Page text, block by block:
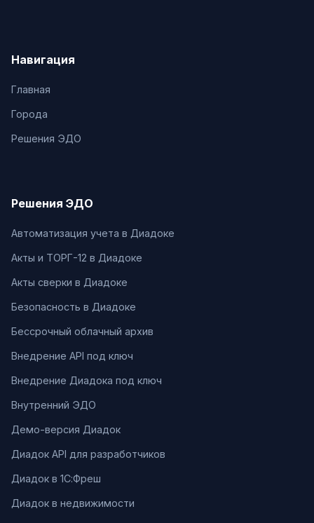
Навигация
Главная
Города
Решения ЭДО
Решения ЭДО
Автоматизация учета в Диадоке
Акты и ТОРГ-12 в Диадоке
Акты сверки в Диадоке
Безопасность в Диадоке
Бессрочный облачный архив
Внедрение API под ключ
Внедрение Диадока под ключ
Внутренний ЭДО
Демо-версия Диадок
Диадок API для разработчиков
Диадок в 1С:Фреш
Диадок в недвижимости